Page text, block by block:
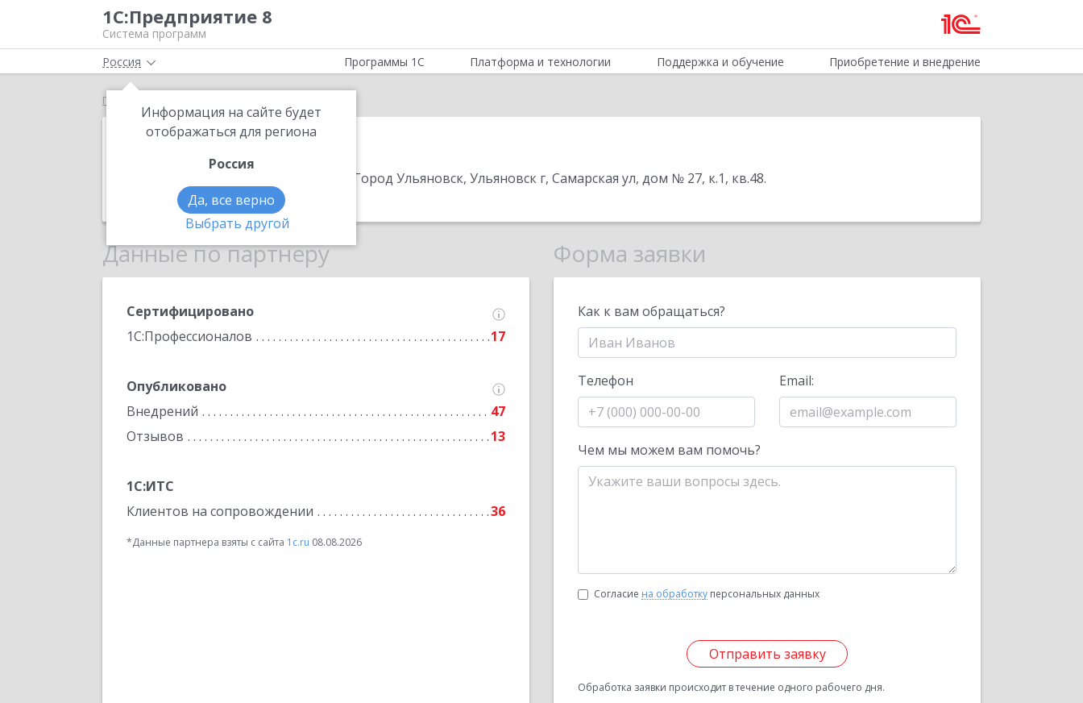
1С:Предприятие 8
Система программ
Россия
Информация на сайте будет
отображаться для региона
Россия
Да, все верно
Выбрать другой
Программы 1С Платформа и технологии Поддержка и обучение Приобретение и внедрение
Главная
АйТи-Сервис
432073, Ульяновская обл, г.о. Город Ульяновск, Ульяновск г, Самарская ул, дом № 27, к.1, кв.48.
Телефон: (8422) 65-0099
Данные по партнеру
Сертифицировано
1С:Профессионалов
17
Опубликовано
Внедрений
47
Отзывов
13
1С:ИТС
Клиентов на сопровождении
36
*Данные партнера взяты с сайта 1c.ru 08.08.2026
Форма заявки
Как к вам обращаться?
Телефон Email:
Чем мы можем вам помочь?
Согласие на обработку персональных данных
Отправить заявку
Обработка заявки происходит в течение одного рабочего дня.